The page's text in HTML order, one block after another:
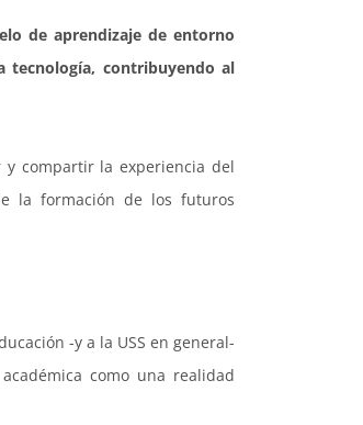
de aprendizaje de entorno
tecnología, contribuyendo al
compartir la experiencia del
la formación de los futuros
-y a la USS en general-
como una realidad